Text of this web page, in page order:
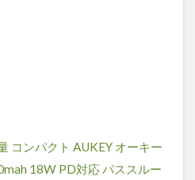
コンパクト AUKEY オーキー
18W PD対応 パススルー